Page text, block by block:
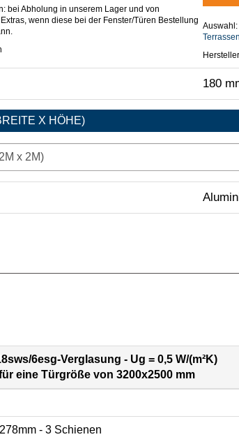
bei Abholung in unserem Lager und von
wenn diese bei der Fenster/Türen Bestellung
Auswahl:
180
X HÖHE)
6esg-Verglasung - Ug = 0,5 W/(m²K)
eine Türgröße von 3200x2500 mm
- 3 Schienen